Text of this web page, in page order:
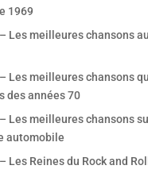
1969
Les meilleures chansons
Les meilleures chansons
des années 70
Les meilleures chansons
automobile
Les Reines du Rock and Roll